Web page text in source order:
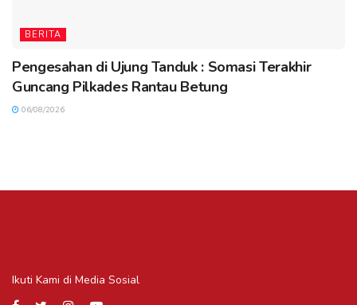
BERITA
Pengesahan di Ujung Tanduk : Somasi Terakhir
Guncang Pilkades Rantau Betung
06/08/2026
Ikuti Kami di Media Sosial